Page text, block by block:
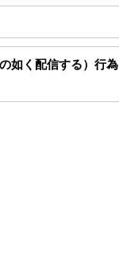
如く配信する）行為